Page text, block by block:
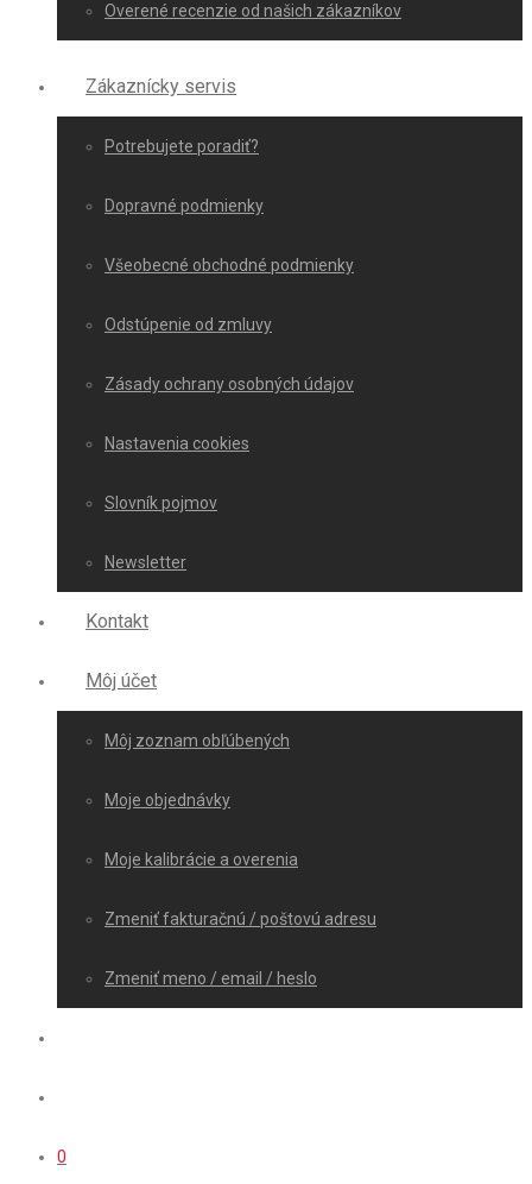
Overené recenzie od našich zákazníkov
Zákaznícky servis
Potrebujete poradiť?
Dopravné podmienky
Všeobecné obchodné podmienky
Odstúpenie od zmluvy
Zásady ochrany osobných údajov
Nastavenia cookies
Slovník pojmov
Newsletter
Kontakt
Môj účet
Môj zoznam obľúbených
Moje objednávky
Moje kalibrácie a overenia
Zmeniť fakturačnú / poštovú adresu
Zmeniť meno / email / heslo
0